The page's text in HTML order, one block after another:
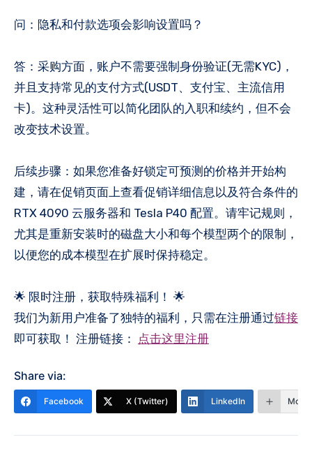
问：隐私和付款选项会影响设置吗？
答：采购方面，账户不需要强制身份验证(无需KYC)，
并且支持常见的支付方式(USDT、支付宝、主流信用
卡)。这种灵活性可以简化团队的入职和续约，但不会
改变技术设置。
后续步骤：如果您准备好锁定可预测的价格并开始构
建，请在促销页面上查看促销详细信息以及符合条件的
RTX 4090 云服务器和 Tesla P40 配置。请牢记规则，
尤其是重新安装时的磁盘大小和每个模型两个的限制，
以便您的成本模型在扩展时保持稳定。
🌟 限时注册，获取特殊福利！ 🌟
我们为新用户准备了独特的福利，只需在注册通过链接
即可获取！ 注册链接： 点击这里注册
Share via:
Facebook X (Twitter) LinkedIn More